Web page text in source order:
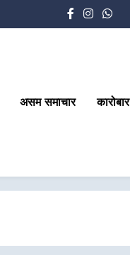
असम समाचार कारोबार